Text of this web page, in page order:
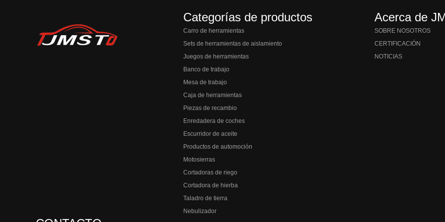
Categorías de productos
Carro de herramientas
Sets de herramientas de aislamiento
Juegos de herramientas
Banco de trabajo
Mesa de trabajo
Caja de herramientas
Piezas de recambio
Enredadera de coches
Escurridor de aceite
Productos de automoción
Motosierras
Cortadoras de riego
Cortadora de hierba
Taladro de tierra
Nebulizador
Acerca de
SOBRE NOSOTROS
CERTIFICACIÓN
NOTICIAS